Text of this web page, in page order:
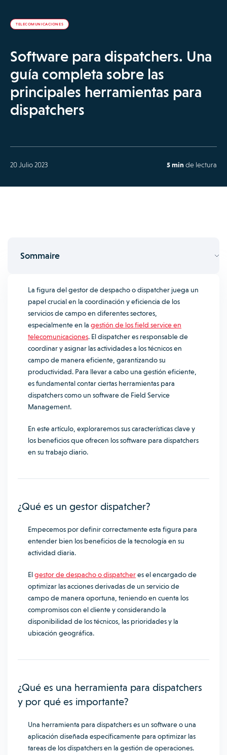
TELECOMUNICACIONES
Software para dispatchers. Una
guía completa sobre las
principales herramientas para
dispatchers
20 Julio 2023 5 min de lectura
Sommaire
La figura del gestor de despacho odispatcher juega un
papel crucial en la coordinación y eficiencia de los
servicios de campo en diferentes sectores,
especialmente en la gestión de los field service en
telecomunicaciones. El dispatcher es responsable de
coordinar y asignar las actividades a los técnicos en
campo de manera eficiente, garantizando su
productividad. Para llevar a cabo una gestión eficiente,
es fundamental contar ciertas herramientas para
dispatchers como un software de Field Service
Management.
En este artículo, exploraremos sus características clave y
los beneficios que ofrecen los software para dispatchers
en su trabajo diario.
¿Qué es un gestor dispatcher?
Empecemos por definir correctamente esta figura para
entender bien los beneficios de la tecnología en su
actividad diaria.
Elgestor de despacho o dispatcheres el encargado de
optimizar las acciones derivadas de un servicio de
campo de manera oportuna, teniendo en cuenta los
compromisos con el cliente y considerando la
disponibilidad de los técnicos, las prioridades y la
ubicación geográfica.
¿Qué es una herramienta para dispatchers
y por qué es importante?
Una herramienta para dispatchers es un software o una
aplicación diseñada específicamente para optimizar las
tareas de los dispatchers en la gestión de operaciones.